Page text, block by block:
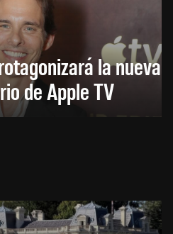
la nueva
de Apple TV